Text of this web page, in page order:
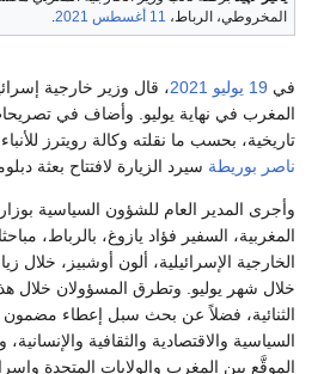
المخروطي، الرباط، 11 أغسطس 2021
.
في 19 يوليو 2021، قال وزير خارجية
المغرب في نهاية يوليو. وأضاف في
تاريخية، بحسب ما نقلته وكالة رويترز
ناصر بوريطة سيرد الزيارة لافتتاح بعثة
وأجرى المدير العام للشؤون السياسية
المغربية، السفير فؤاد يازوغ، بالرباط،
الخارجية الإسرائيلية، ألون أوشبيز، خلال
خلال شهر يوليو. وتطرق المسؤولان خلال
الثنائية، فضلاً عن بحث سبل إعطاء مضمون
السياسية والاقتصادية والثقافية والإنسانية،
الموقَّع بين المغرب والولايات المتحدة